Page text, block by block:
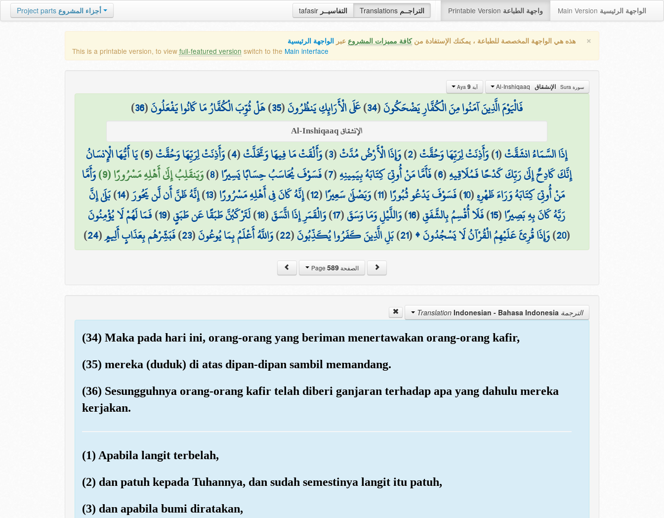
tafasir التفاسيــر Translations التراجــم Printable Version واجهة الطباعة Main Version الواجهة الرئيسية Project parts أجزاء المشروع
× هذه هي الواجهة المخصصة للطباعة ، يمكنك الإستفادة منكافة مميزات المشروع عبر الواجهة الرئيسية
This is a printable version, to view full-featured version switch to the Main interface
سورة Sura الإنشقاق آية Aya 9
فَالْيَوْمَ الَّذِينَ آمَنُوا مِنَ الْكُفَّارِ يَضْحَكُونَ(
34
)عَلَى الْأَرَائِكِ يَنظُرُونَ(
35
)هَلْ ثُوِّبَ الْكُفَّارُ مَا كَانُوا يَفْعَلُونَ(
36
)
الإنشقاق Al-Inshiqaaq
إِذَا السَّمَاءُ انشَقَّتْ(
1
)وَأَذِنَتْ لِرَبِّهَا وَحُقَّتْ(
2
)وَإِذَا الْأَرْضُ مُدَّتْ(
3
)وَأَلْقَتْ مَا فِيهَا وَتَخَلَّتْ(
4
)وَأَذِنَتْ لِرَبِّهَا وَحُقَّتْ(
5
)يَا أَيُّهَا الْإِنسَانُ
إِنَّكَ كَادِحٌ إِلَىٰ رَبِّكَ كَدْحًا فَمُلَاقِيهِ(
6
)فَأَمَّا مَنْ أُوتِيَ كِتَابَهُ بِيَمِينِهِ(
7
)فَسَوْفَ يُحَاسَبُ حِسَابًا يَسِيرًا(
8
)وَيَنقَلِبُ إِلَىٰ أَهْلِهِ مَسْرُورًا (9) وَأَمَّا
مَنْ أُوتِيَ كِتَابَهُ وَرَاءَ ظَهْرِهِ(
10
)فَسَوْفَ يَدْعُو ثُبُورًا(
11
)وَيَصْلَىٰ سَعِيرًا(
12
)إِنَّهُ كَانَ فِي أَهْلِهِ مَسْرُورًا(
13
)إِنَّهُ ظَنَّ أَن لَّن يَحُورَ(
14
)بَلَىٰ إِنَّ
رَبَّهُ كَانَ بِهِ بَصِيرًا(
15
)فَلَا أُقْسِمُ بِالشَّفَقِ(
16
)وَاللَّيْلِ وَمَا وَسَقَ(
17
)وَالْقَمَرِ إِذَا اتَّسَقَ(
18
)لَتَرْكَبُنَّ طَبَقًا عَن طَبَقٍ(
19
)فَمَا لَهُمْ لَا يُؤْمِنُونَ
(
20
)وَإِذَا قُرِئَ عَلَيْهِمُ الْقُرْآنُ لَا يَسْجُدُونَ ۩(
21
)بَلِ الَّذِينَ كَفَرُوا يُكَذِّبُونَ(
22
)وَاللَّهُ أَعْلَمُ بِمَا يُوعُونَ(
23
)فَبَشِّرْهُم بِعَذَابٍ أَلِيمٍ(
24
)
الصفحة Page589
الترجمة Translation Indonesian - Bahasa Indonesia
(34) Maka pada hari ini, orang-orang yang beriman menertawakan orang-orang kafir,
(35) mereka (duduk) di atas dipan-dipan sambil memandang.
(36) Sesungguhnya orang-orang kafir telah diberi ganjaran terhadap apa yang dahulu mereka
kerjakan.
(1) Apabila langit terbelah,
(2) dan patuh kepada Tuhannya, dan sudah semestinya langit itu patuh,
(3) dan apabila bumi diratakan,